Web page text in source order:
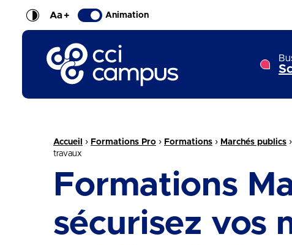
Aa+ Animation
CCI Campus La formation qui vous ressemble
Fil d'Ariane :
Accueil › Formations Pro › Formations › Marchés publics ›
travaux
Formations
sécurisez vos